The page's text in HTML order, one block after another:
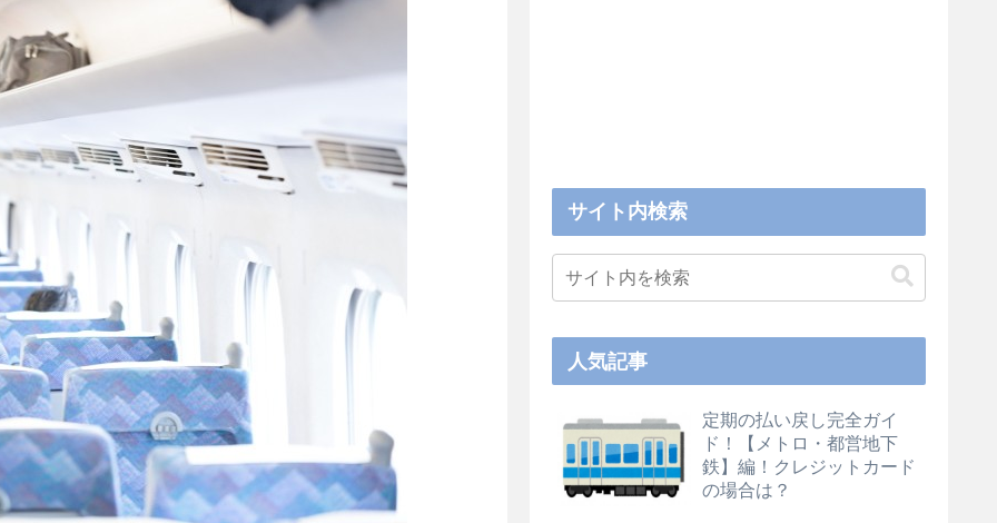
サイト内検索
人気記事
定期の払い戻し完全ガイ
ド！【メトロ・都営地下
鉄】編！クレジットカード
の場合は？